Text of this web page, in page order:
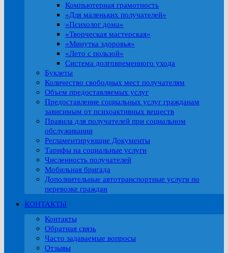
Компьютерная грамотность
«Для маленьких получателей»
«Психолог дома»
«Творческая мастерская»
«Минутка здоровья»
«Лето с пользой»
Система долговременного ухода
Буклеты
Количество свободных мест получателям
Объем предоставляемых услуг
Предоставление социальных услуг гражданам
зависимым от психоактивных веществ
Правила для получателей при социальном
обслуживании
Регламентирующие Документы
Тарифы на социальные услуги
Численность получателей
Мобильная бригада
Дополнительные автотранспортные услуги по
перевозке граждан
КОНТАКТЫ
Контакты
Обратная связь
Часто задаваемые вопросы
Отзывы